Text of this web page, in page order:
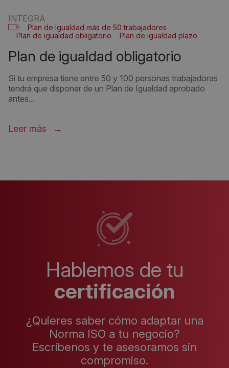
INTEGRA
Plan de Igualdad más de 50 trabajadores
Plan de igualdad obligatorio
Plan de igualdad plazo
plan de igualdad obligatorio
Si tu empresa tiene entre 50 y 100 personas trabajadoras
tendrá que disponer de un Plan de Igualdad aprobado
antes...
Leer más
Hablemos de tu
certificación
¿Quieres saber cómo adaptar una
Norma ISO a tu negocio?
Escríbenos y te asesoramos sin
compromiso.